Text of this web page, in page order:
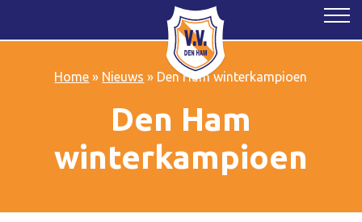
Home » Nieuws » Den Ham winterkampioen
Den Ham
winterkampioen